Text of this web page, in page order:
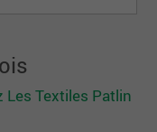
Textiles Patlin